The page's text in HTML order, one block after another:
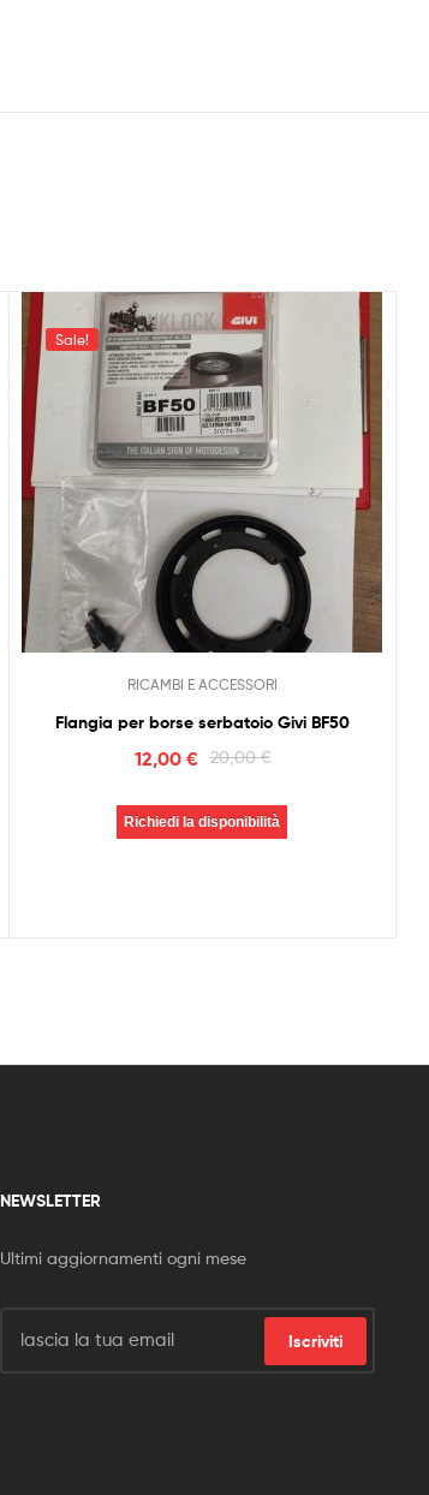
Sale!
RICAMBI E ACCESSORI
Flangia per borse serbatoio Givi BF50
20,00€
12,00 €
Richiedi la disponibilità
NEWSLETTER
Ultimi aggiornamenti ogni mese
Iscriviti